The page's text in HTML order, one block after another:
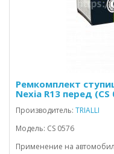
Ремкомплект
Nexia R13 перед (CS
Производитель: TRIALLI
Модель: CS 0576
Применение на